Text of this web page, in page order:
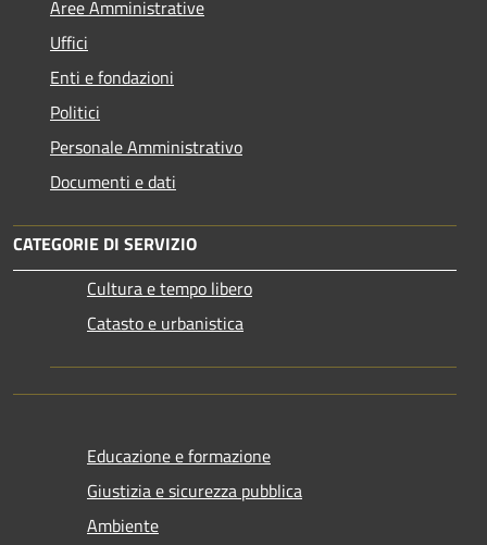
Aree Amministrative
Uffici
Enti e fondazioni
Politici
Personale Amministrativo
Documenti e dati
CATEGORIE DI SERVIZIO
Cultura e tempo libero
Catasto e urbanistica
Educazione e formazione
Giustizia e sicurezza pubblica
Ambiente